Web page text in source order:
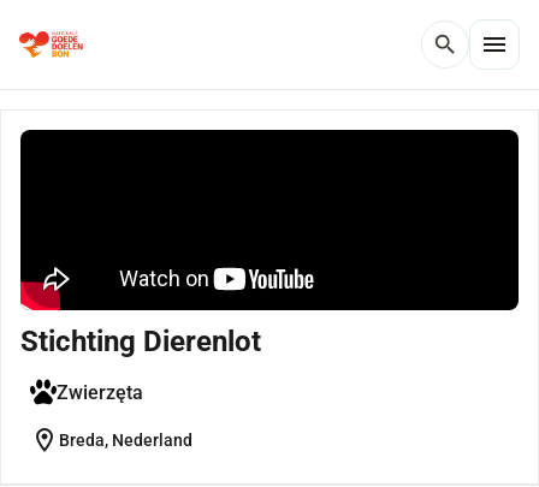
search menu
Stichting Dierenlot
Zwierzęta
location_on Breda, Nederland